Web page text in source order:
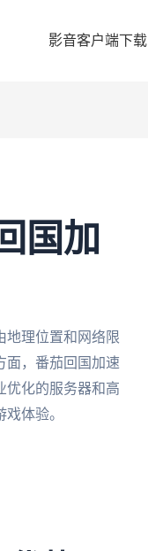
影音客户端下载
国加
地理位置和网络限
面，番茄回国加速
优化的服务器和高
体验。